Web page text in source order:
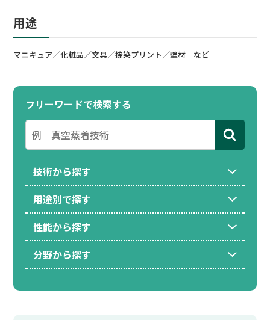
用途
マニキュア／化粧品／文具／捺染プリント／壁材 など
技術から探す
用途別で探す
性能から探す
分野から探す
フリーワードで検索する